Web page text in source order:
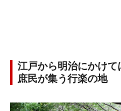
江戸から明治にかけて
庶民が集う行楽の地